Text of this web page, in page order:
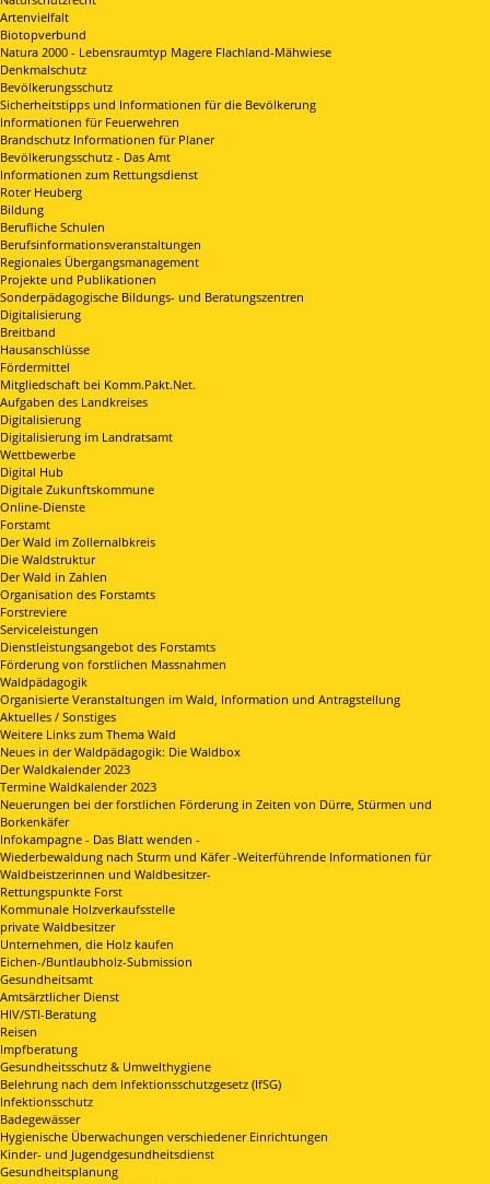
Artenvielfalt
Biotopverbund
Natura 2000 - Lebensraumtyp Magere Flachland-Mähwiese
Denkmalschutz
Bevölkerungsschutz
Sicherheitstipps und Informationen für die Bevölkerung
Informationen für Feuerwehren
Brandschutz Informationen für Planer
Bevölkerungsschutz - Das Amt
Informationen zum Rettungsdienst
Roter Heuberg
Bildung
Berufliche Schulen
Berufsinformationsveranstaltungen
Regionales Übergangsmanagement
Projekte und Publikationen
Sonderpädagogische Bildungs- und Beratungszentren
Digitalisierung
Breitband
Hausanschlüsse
Fördermittel
Mitgliedschaft bei Komm.Pakt.Net.
Aufgaben des Landkreises
Digitalisierung
Digitalisierung im Landratsamt
Wettbewerbe
Digital Hub
Digitale Zukunftskommune
Online-Dienste
Forstamt
Der Wald im Zollernalbkreis
Die Waldstruktur
Der Wald in Zahlen
Organisation des Forstamts
Forstreviere
Serviceleistungen
Dienstleistungsangebot des Forstamts
Förderung von forstlichen Massnahmen
Waldpädagogik
Organisierte Veranstaltungen im Wald, Information und Antragstellung
Aktuelles / Sonstiges
Weitere Links zum Thema Wald
Neues in der Waldpädagogik: Die Waldbox
Der Waldkalender 2023
Termine Waldkalender 2023
Neuerungen bei der forstlichen Förderung in Zeiten von Dürre, Stürmen und
Borkenkäfer
Infokampagne - Das Blatt wenden -
Wiederbewaldung nach Sturm und Käfer -Weiterführende Informationen für
Waldbeistzerinnen und Waldbesitzer-
Rettungspunkte Forst
Kommunale Holzverkaufsstelle
private Waldbesitzer
Unternehmen, die Holz kaufen
Eichen-/Buntlaubholz-Submission
Gesundheitsamt
Amtsärztlicher Dienst
HIV/STI-Beratung
Reisen
Impfberatung
Gesundheitsschutz & Umwelthygiene
Belehrung nach dem Infektionsschutzgesetz (IfSG)
Infektionsschutz
Badegewässer
Hygienische Überwachungen verschiedener Einrichtungen
Kinder- und Jugendgesundheitsdienst
Gesundheitsplanung